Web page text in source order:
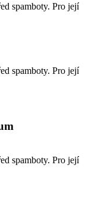
spamboty. Pro její
spamboty. Pro její
spamboty. Pro její